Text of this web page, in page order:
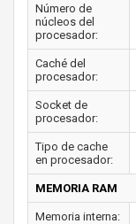
Número de
núcleos del
procesador:
Caché del
procesador:
Socket de
procesador:
Tipo de cache
en procesador:
MEMORIA RAM
Memoria interna: